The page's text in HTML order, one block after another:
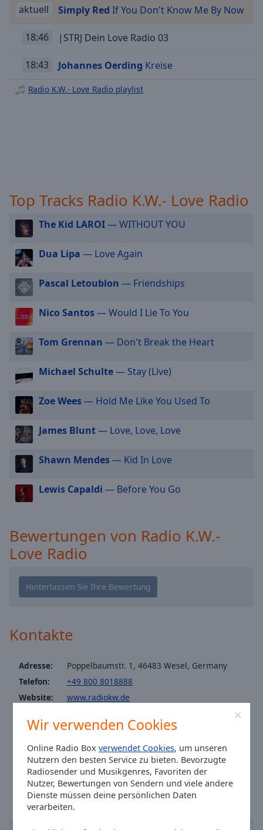
Wir verwenden Cookies
Online Radio Boxverwendet Cookies, um unseren
Nutzern den besten Service zu bieten. Bevorzugte
Radiosender und Musikgenres, Favoriten der
Nutzer, Bewertungen von Sendern und viele andere
Dienste müssen deine persönlichen Daten
verarbeiten.
settings
subtitles
selected
Audio
Track
modal
window.
Beginning
dialog
window.
Escape
cancel
and
close
Text
Color
Opacity
Text
Background
Color
Opacity
Area
Background
Opacity
Font
Family
Radio K.W. - 2000er
Radio K.W. - Karnevals
Radio K.W. - Hip Hop
aktuell Simply Red If You Don't Know Me By Now
18:46 |STRJ Dein Love Radio 03
18:43 Johannes Oerding Kreise
Radio K.W.- Love Radio playlist
Top Tracks Radio K.W.- Love Radio
The Kid LAROI— WITHOUT YOU
Dua Lipa — Love Again
Pascal Letoublon — Friendships
Nico Santos— Would I Lie To You
Tom Grennan — Don't Break the Heart
Michael Schulte— Stay (Live)
Zoe Wees— Hold Me Like You Used To
James Blunt— Love, Love, Love
Shawn Mendes— Kid In Love
Lewis Capaldi — Before You Go
Bewertungen von Radio K.W.-
Love Radio
Kontakte
Adresse:
Poppelbaumstr. 1, 46483 Wesel, Germany
Telefon:
+49 800 8018888
Website:
www.radiokw.de
WhatsApp: +4915231049300
Facebook:
@radiokw
Ortszeit in Wesel:20:51,08.08.2026